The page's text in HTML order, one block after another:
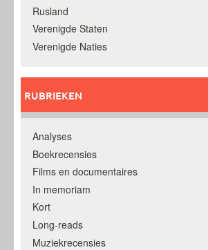
Rusland
Verenigde Staten
Verenigde Naties
RUBRIEKEN
Analyses
Boekrecensies
Films en documentaires
In memoriam
Kort
Long-reads
Muziekrecensies